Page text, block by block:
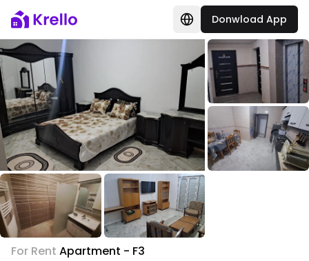
Donwload App
+3
For Rent Apartment - F3